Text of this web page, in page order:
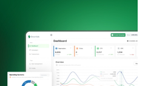
Tiêu dùng
Tỷ giá
Chứng khoán
Giá cà phê